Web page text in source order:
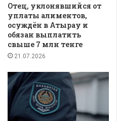
Отец, уклонявшийся от
уплаты алиментов,
осуждён в Атырау и
обязан выплатить
свыше 7 млн тенге
21.07.2026